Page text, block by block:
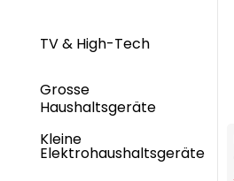
TV & High-Tech
Grosse
Haushaltsgeräte
Kleine
Elektrohaushaltsgeräte